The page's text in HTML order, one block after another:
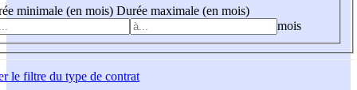
minimale (en mois) Durée maximale (en mois)
mois
le filtre du type de contrat